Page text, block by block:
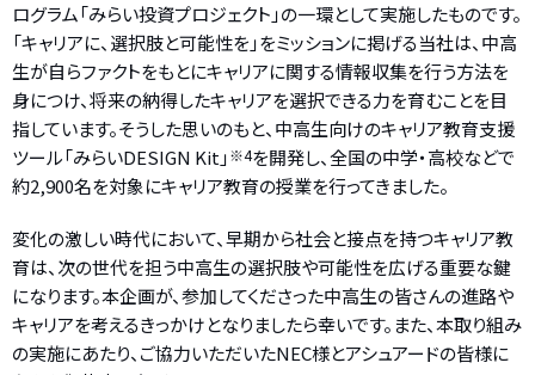
ログラム「みらい投資プロジェクト」の一環として実施したものです。
「キャリアに、選択肢と可能性を」をミッションに掲げる当社は、中高
生が自らファクトをもとにキャリアに関する情報収集を行う方法を
身につけ、将来の納得したキャリアを選択できる力を育むことを目
指しています。そうした思いのもと、中高生向けのキャリア教育支援
ツール「みらいDESIGN Kit」※4を開発し、全国の中学・高校などで
約2,900名を対象にキャリア教育の授業を行ってきました。
変化の激しい時代において、早期から社会と接点を持つキャリア教
育は、次の世代を担う中高生の選択肢や可能性を広げる重要な鍵
になります。本企画が、参加してくださった中高生の皆さんの進路や
キャリアを考えるきっかけとなりましたら幸いです。また、本取り組み
の実施にあたり、ご協力いただいたNEC様とアシュアードの皆様に